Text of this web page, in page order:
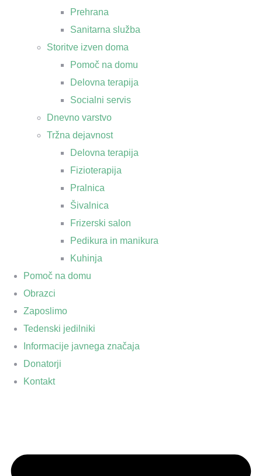
Prehrana
Sanitarna služba
Storitve izven doma
Pomoč na domu
Delovna terapija
Socialni servis
Dnevno varstvo
Tržna dejavnost
Delovna terapija
Fizioterapija
Pralnica
Šivalnica
Frizerski salon
Pedikura in manikura
Kuhinja
Pomoč na domu
Obrazci
Zaposlimo
Tedenski jedilniki
Informacije javnega značaja
Donatorji
Kontakt